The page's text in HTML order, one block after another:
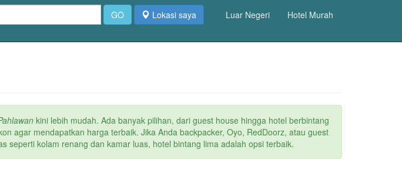
GO Lokasi saya Luar Negeri Hotel Murah
kini lebih mudah. Ada banyak pilihan, dari guest house hingga hotel berbintang
agar mendapatkan harga terbaik. Jika Anda backpacker, Oyo, RedDoorz, atau guest
seperti kolam renang dan kamar luas, hotel bintang lima adalah opsi terbaik.